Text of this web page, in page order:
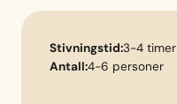
Stivningstid:3-4 timer
Antall:4-6 personer